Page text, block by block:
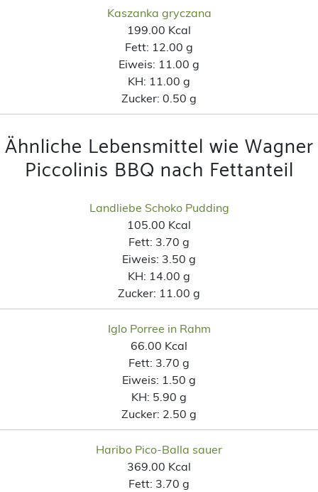
Kaszanka gryczana
199.00 Kcal
Fett: 12.00 g
Eiweis: 11.00 g
KH: 11.00 g
Zucker: 0.50 g
Ähnliche Lebensmittel wie Wagner
Piccolinis BBQ nach Fettanteil
Landliebe Schoko Pudding
105.00 Kcal
Fett: 3.70 g
Eiweis: 3.50 g
KH: 14.00 g
Zucker: 11.00 g
Iglo Porree in Rahm
66.00 Kcal
Fett: 3.70 g
Eiweis: 1.50 g
KH: 5.90 g
Zucker: 2.50 g
Haribo Pico-Balla sauer
369.00 Kcal
Fett: 3.70 g